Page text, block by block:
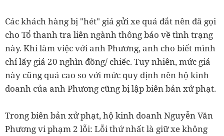
Các khách hàng bị "hét" giá gửi xe quá đắt nên đã gọi
cho Tổ thanh tra liên ngành thông báo về tình trạng
này. Khi làm việc với anh Phương, anh cho biết mình
chỉ lấy giá 20 nghìn đồng/ chiếc. Tuy nhiên, mức giá
này cũng quá cao so với mức quy định nên hộ kinh
doanh của anh Phương cũng bị lập biên bản xử phạt.
Trong biên bản xử phạt, hộ kinh doanh Nguyễn Văn
Phương vi phạm 2 lỗi: Lỗi thứ nhất là giữ xe không